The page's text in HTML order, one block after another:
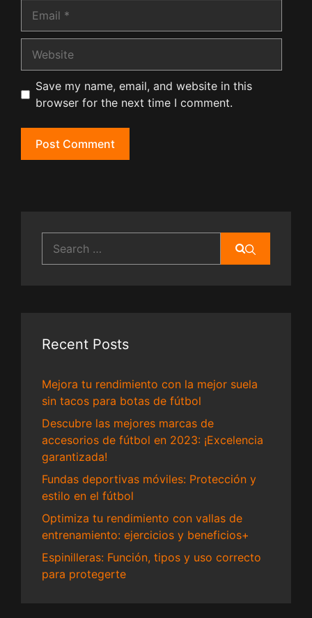
Save my name, email, and website in this
browser for the next time I comment.
for:
Recent Posts
Mejora tu rendimiento con la mejor suela
sin tacos para botas de fútbol
Descubre las mejores marcas de
accesorios de fútbol en 2023: ¡Excelencia
garantizada!
Fundas deportivas móviles: Protección y
estilo en el fútbol
Optimiza tu rendimiento con vallas de
entrenamiento: ejercicios y beneficios+
Espinilleras: Función, tipos y uso correcto
para protegerte